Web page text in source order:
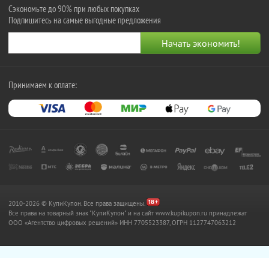
Сэкономьте до 90% при любых покупках
Подпишитесь на самые выгодные предложения
Принимаем к оплате:
2010-2026 © КупиКупон. Все права защищены.
Все права на товарный знак "КупиКупон" и на сайт www.kupikupon.ru принадлежат
OOO «Агентство цифровых решений» ИНН 7705523387, ОГРН 1127747063212